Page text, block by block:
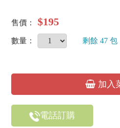
售價： $195
數量： 剩餘 47 包
加入
電話訂購